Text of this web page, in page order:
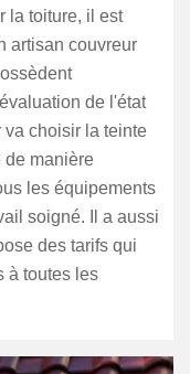
la toiture, il est
artisan couvreur
de l'état
va choisir la teinte
de manière
les équipements
soigné. Il a aussi
des tarifs qui
à toutes les